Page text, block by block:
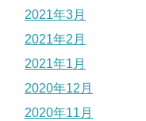
2021年3月
2021年2月
2021年1月
2020年12月
2020年11月